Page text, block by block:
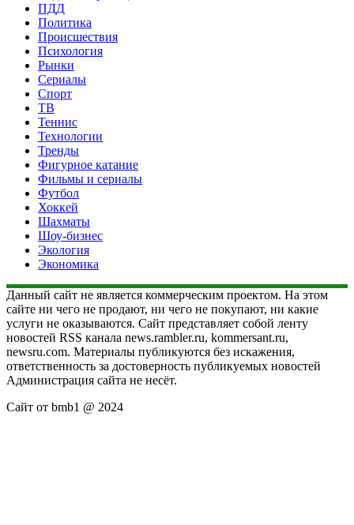
ПДД
Политика
Происшествия
Психология
Рынки
Сериалы
Спорт
ТВ
Теннис
Технологии
Тренды
Фигурное катание
Фильмы и сериалы
Футбол
Хоккей
Шахматы
Шоу-бизнес
Экология
Экономика
Данный сайт не является коммерческим проектом. На этом
сайте ни чего не продают, ни чего не покупают, ни какие
услуги не оказываются. Сайт представляет собой ленту
новостей RSS канала news.rambler.ru, kommersant.ru,
newsru.com. Материалы публикуются без искажения,
ответственность за достоверность публикуемых новостей
Администрация сайта не несёт.
Сайт от bmb1 @ 2024